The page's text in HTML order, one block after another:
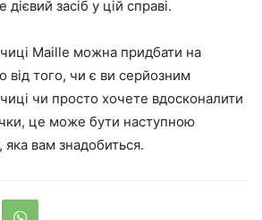
засіб у цій справі.
Maille можна придбати на
від того, чи є ви серйозним
чи просто хочете вдосконалити
це може бути наступною
вам знадобиться.